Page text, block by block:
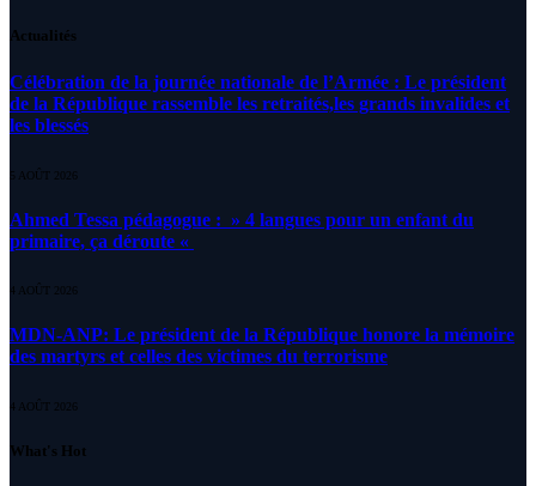
Actualités
Célébration de la journée nationale de l’Armée : Le président
de la République rassemble les retraités,les grands invalides et
les blessés
5 AOÛT 2026
Ahmed Tessa pédagogue : » 4 langues pour un enfant du
primaire, ça déroute «
4 AOÛT 2026
MDN-ANP: Le président de la République honore la mémoire
des martyrs et celles des victimes du terrorisme
4 AOÛT 2026
What's Hot